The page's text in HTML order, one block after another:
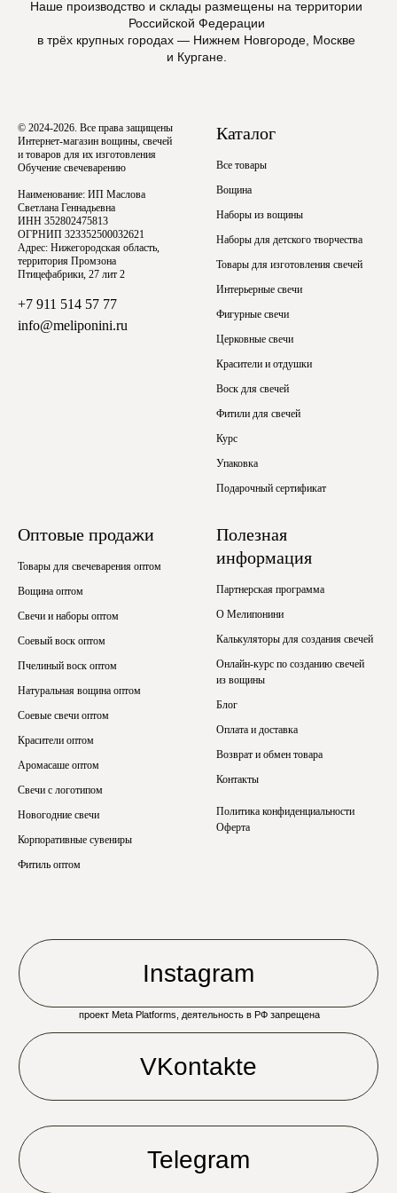
Наше производство и склады размещены на территории
Российской Федерации
в трёх крупных городах — Нижнем Новгороде, Москве
и Кургане.
© 2024-2026. Все права защищены
Интернет-магазин вощины, свечей
и товаров для их изготовления
Обучение свечеварению
Наименование: ИП Маслова
Светлана Геннадьевна
ИНН 352802475813
ОГРНИП 323352500032621
Адрес: Нижегородская область,
территория Промзона
Птицефабрики, 27 лит 2
+7 911 514 57 77
info@meliponini.ru
Каталог
Все товары
Вощина
Наборы из вощины
Наборы для детского творчества
Товары для изготовления свечей
Интерьерные свечи
Фигурные свечи
Церковные свечи
Красители и отдушки
Воск для свечей
Фитили для свечей
Курс
Упаковка
Подарочный сертификат
Оптовые продажи
Товары для свечеварения оптом
Вощина оптом
Свечи и наборы оптом
Соевый воск оптом
Пчелиный воск оптом
Натуральная вощина оптом
Соевые свечи оптом
Красители оптом
Аромасаше оптом
Свечи с логотипом
Новогодние свечи
Корпоративные сувениры
Фитиль оптом
Полезная
информация
Партнерская программа
О Мелипонини
Калькуляторы для создания свечей
Онлайн-курс по созданию свечей
из вощины
Блог
Оплата и доставка
Возврат и обмен товара
Контакты
Политика конфиденциальности
Оферта